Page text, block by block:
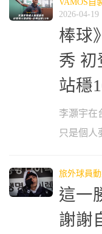
VAMOS自
2026-04-19
棒球
秀 初
站穩
李灝宇在
只是個人
旅外球員
這一
謝謝